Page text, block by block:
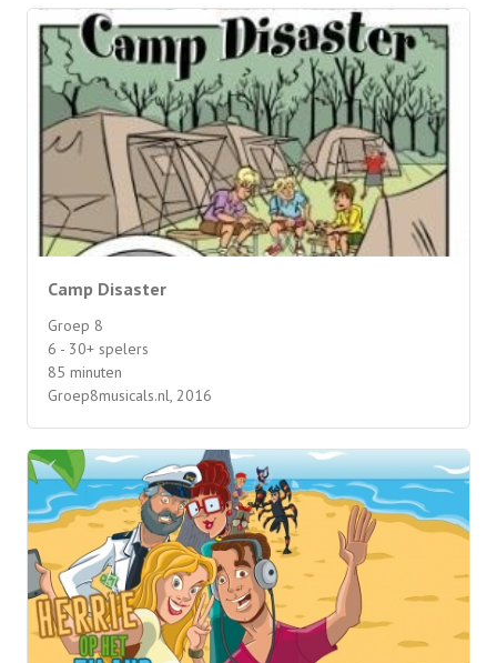
Camp Disaster
Groep 8
6 - 30+ spelers
85 minuten
Groep8musicals.nl, 2016